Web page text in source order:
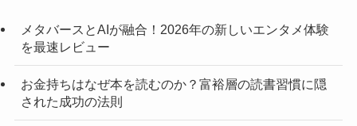
メタバースとAIが融合！2026年の新しいエンタメ体験
を最速レビュー
お金持ちはなぜ本を読むのか？富裕層の読書習慣に隠
された成功の法則